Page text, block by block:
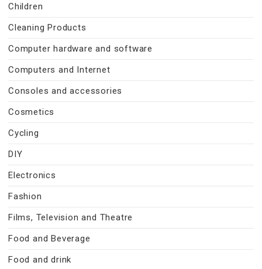
Children
Cleaning Products
Computer hardware and software
Computers and Internet
Consoles and accessories
Cosmetics
Cycling
DIY
Electronics
Fashion
Films, Television and Theatre
Food and Beverage
Food and drink